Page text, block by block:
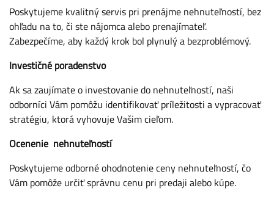
Poskytujeme kvalitný servis pri prenájme nehnuteľností, bez
ohľadu na to, či ste nájomca alebo prenajímateľ.
Zabezpečíme, aby každý krok bol plynulý a bezproblémový.
Investičné poradenstvo
Ak sa zaujímate o investovanie do nehnuteľností, naši
odborníci Vám pomôžu identifikovať príležitosti a vypracovať
stratégiu, ktorá vyhovuje Vašim cieľom.
Ocenenie nehnuteľností
Poskytujeme odborné ohodnotenie ceny nehnuteľností, čo
Vám pomôže určiť správnu cenu pri predaji alebo kúpe.